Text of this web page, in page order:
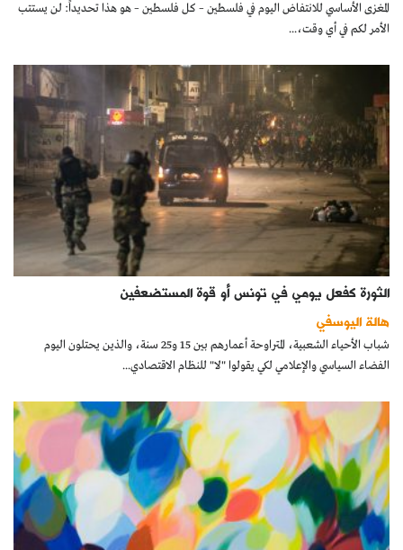
المغزى الأساسي للانتفاض اليوم في فلسطين – كل فلسطين – هو هذا تحديداً: لن يستتب
الأمر لكم في أي وقت،...
الثورة كفعل يومي في تونس أو قوة المستضعفين
هالة اليوسفي
شباب الأحياء الشعبية، المتراوحة أعمارهم بين 15 و25 سنة، والذين يحتلون اليوم
الفضاء السياسي والإعلامي لكي يقولوا "لا" للنظام الاقتصادي...